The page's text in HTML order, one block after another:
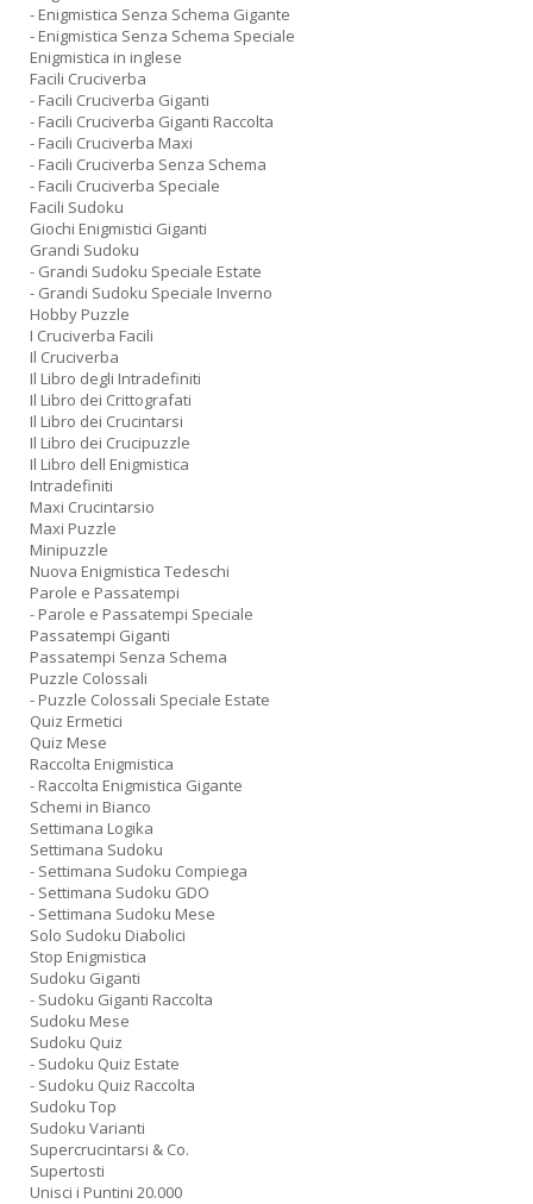
- Enigmistica Senza Schema Gigante
- Enigmistica Senza Schema Speciale
Enigmistica in inglese
Facili Cruciverba
- Facili Cruciverba Giganti
- Facili Cruciverba Giganti Raccolta
- Facili Cruciverba Maxi
- Facili Cruciverba Senza Schema
- Facili Cruciverba Speciale
Facili Sudoku
Giochi Enigmistici Giganti
Grandi Sudoku
- Grandi Sudoku Speciale Estate
- Grandi Sudoku Speciale Inverno
Hobby Puzzle
I Cruciverba Facili
Il Cruciverba
Il Libro degli Intradefiniti
Il Libro dei Crittografati
Il Libro dei Crucintarsi
Il Libro dei Crucipuzzle
Il Libro dell Enigmistica
Intradefiniti
Maxi Crucintarsio
Maxi Puzzle
Minipuzzle
Nuova Enigmistica Tedeschi
Parole e Passatempi
- Parole e Passatempi Speciale
Passatempi Giganti
Passatempi Senza Schema
Puzzle Colossali
- Puzzle Colossali Speciale Estate
Quiz Ermetici
Quiz Mese
Raccolta Enigmistica
- Raccolta Enigmistica Gigante
Schemi in Bianco
Settimana Logika
Settimana Sudoku
- Settimana Sudoku Compiega
- Settimana Sudoku GDO
- Settimana Sudoku Mese
Solo Sudoku Diabolici
Stop Enigmistica
Sudoku Giganti
- Sudoku Giganti Raccolta
Sudoku Mese
Sudoku Quiz
- Sudoku Quiz Estate
- Sudoku Quiz Raccolta
Sudoku Top
Sudoku Varianti
Supercrucintarsi & Co.
Supertosti
Unisci i Puntini 20.000